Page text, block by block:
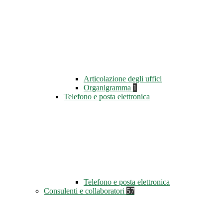
Articolazione degli uffici
Organigramma 1
Telefono e posta elettronica
Telefono e posta elettronica
Consulenti e collaboratori 57